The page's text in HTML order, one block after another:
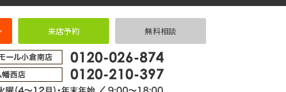
、門司、若松エリアの中古マンション、中古戸建、不動産のことなら『中古
来店予約 無料相談